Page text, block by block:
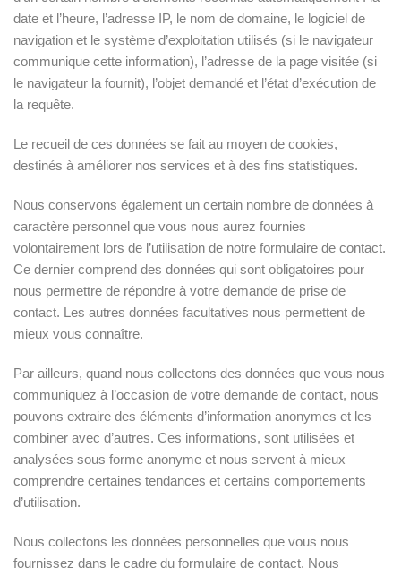
date et l’heure, l’adresse IP, le nom de domaine, le logiciel de
navigation et le système d’exploitation utilisés (si le navigateur
communique cette information), l’adresse de la page visitée (si
le navigateur la fournit), l’objet demandé et l’état d’exécution de
la requête.
Le recueil de ces données se fait au moyen de cookies,
destinés à améliorer nos services et à des fins statistiques.
Nous conservons également un certain nombre de données à
caractère personnel que vous nous aurez fournies
volontairement lors de l’utilisation de notre formulaire de contact.
Ce dernier comprend des données qui sont obligatoires pour
nous permettre de répondre à votre demande de prise de
contact. Les autres données facultatives nous permettent de
mieux vous connaître.
Par ailleurs, quand nous collectons des données que vous nous
communiquez à l’occasion de votre demande de contact, nous
pouvons extraire des éléments d’information anonymes et les
combiner avec d’autres. Ces informations, sont utilisées et
analysées sous forme anonyme et nous servent à mieux
comprendre certaines tendances et certains comportements
d’utilisation.
Nous collectons les données personnelles que vous nous
fournissez dans le cadre du formulaire de contact. Nous